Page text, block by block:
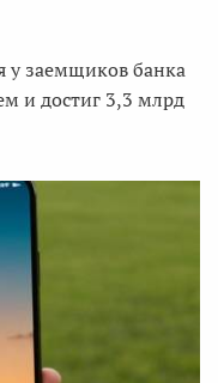
у заемщиков банка
и достиг 3,3 млрд